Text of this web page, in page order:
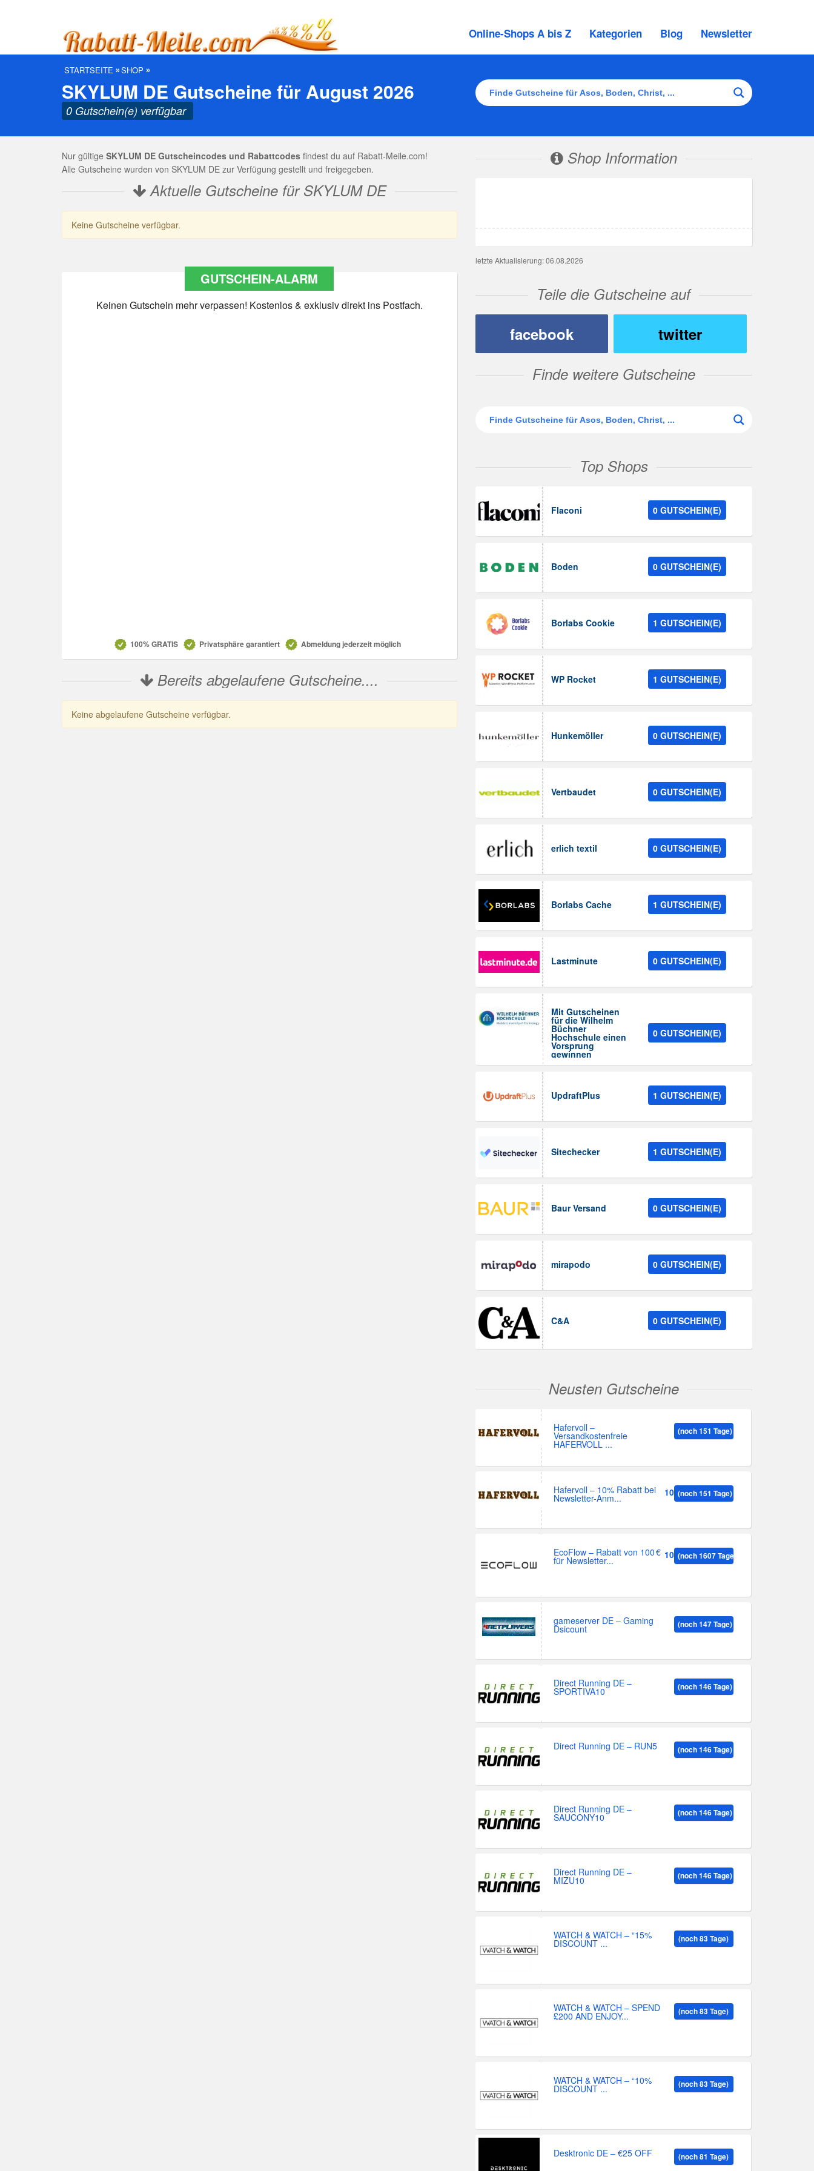
Online-Shops A bis Z Kategorien Blog Newsletter
STARTSEITE SHOP
SKYLUM DE Gutscheine für August 2026
0 Gutschein(e) verfügbar
Nur gültige SKYLUM DE Gutscheincodes und Rabattcodes findest du auf Rabatt-Meile.com!
Alle Gutscheine wurden von SKYLUM DE zur Verfügung gestellt und freigegeben.
Aktuelle Gutscheine für SKYLUM DE
Keine Gutscheine verfügbar.
GUTSCHEIN-ALARM
Keinen Gutschein mehr verpassen! Kostenlos & exklusiv direkt ins Postfach.
100% GRATIS Privatsphäre garantiert Abmeldung jederzeit möglich
Bereits abgelaufene Gutscheine....
Keine abgelaufene Gutscheine verfügbar.
Shop Information
letzte Aktualisierung: 06.08.2026
Teile die Gutscheine auf
facebook
twitter
Finde weitere Gutscheine
Top Shops
Flaconi 0 GUTSCHEIN(E)
Boden 0 GUTSCHEIN(E)
Borlabs Cookie 1 GUTSCHEIN(E)
WP Rocket 1 GUTSCHEIN(E)
Hunkemöller 0 GUTSCHEIN(E)
Vertbaudet 0 GUTSCHEIN(E)
erlich textil 0 GUTSCHEIN(E)
Borlabs Cache 1 GUTSCHEIN(E)
Lastminute 0 GUTSCHEIN(E)
Mit Gutscheinen
für die Wilhelm
Büchner
Hochschule einen
Vorsprung
gewinnen
0 GUTSCHEIN(E)
UpdraftPlus 1 GUTSCHEIN(E)
Sitechecker 1 GUTSCHEIN(E)
Baur Versand 0 GUTSCHEIN(E)
mirapodo 0 GUTSCHEIN(E)
C&A 0 GUTSCHEIN(E)
Neusten Gutscheine
Hafervoll –
Versandkostenfreie
HAFERVOLL ...
(noch 151 Tage)
Hafervoll – 10% Rabatt bei
Newsletter-Anm... (noch 151 Tage)
10%
EcoFlow – Rabatt von 100 €
für Newsletter... (noch 1607 Tage)
100
gameserver DE – Gaming
Dsicount (noch 147 Tage)
Direct Running DE –
SPORTIVA10 (noch 146 Tage)
Direct Running DE – RUN5 (noch 146 Tage)
Direct Running DE –
SAUCONY10 (noch 146 Tage)
Direct Running DE –
MIZU10 (noch 146 Tage)
WATCH & WATCH – “15%
DISCOUNT ... (noch 83 Tage)
WATCH & WATCH – SPEND
£200 AND ENJOY... (noch 83 Tage)
WATCH & WATCH – “10%
DISCOUNT ... (noch 83 Tage)
Desktronic DE – €25 OFF (noch 81 Tage)